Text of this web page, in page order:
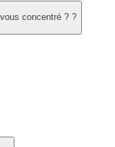
concentré ? ?